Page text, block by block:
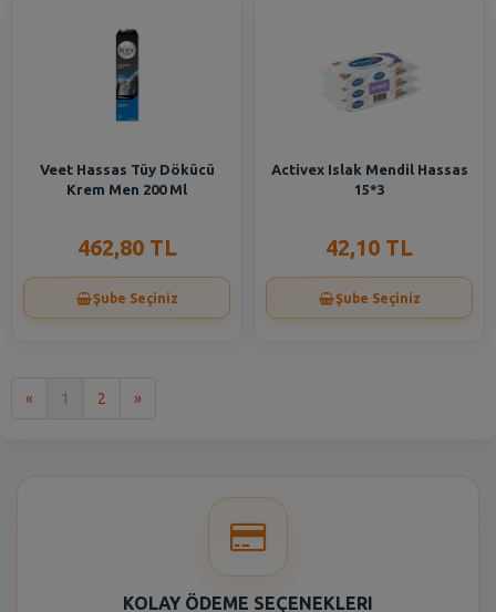
Veet Hassas Tüy Dökücü
Krem Men 200 Ml
462,80 TL
Şube Seçiniz
Activex Islak Mendil Hassas
15*3
42,10 TL
Şube Seçiniz
« 1 2 »Son
KOLAY ÖDEME SEÇENEKLERI